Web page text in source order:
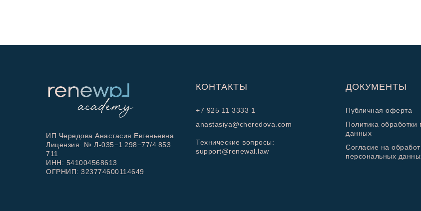
ИП Чередова Анастасия Евгеньевна
Лицензия: № Л-035−1 298−77/4 853
711
ИНН: 541004568613
ОГРНИП: 323774600114649
КОНТАКТЫ
+7 925 11 3333 1
anastasiya@cheredova.com
Технические вопросы:
support@renewal.law
ДОКУМЕНТЫ
Публичная оферта
Политика обработки
данных
Cогласие на
персональных